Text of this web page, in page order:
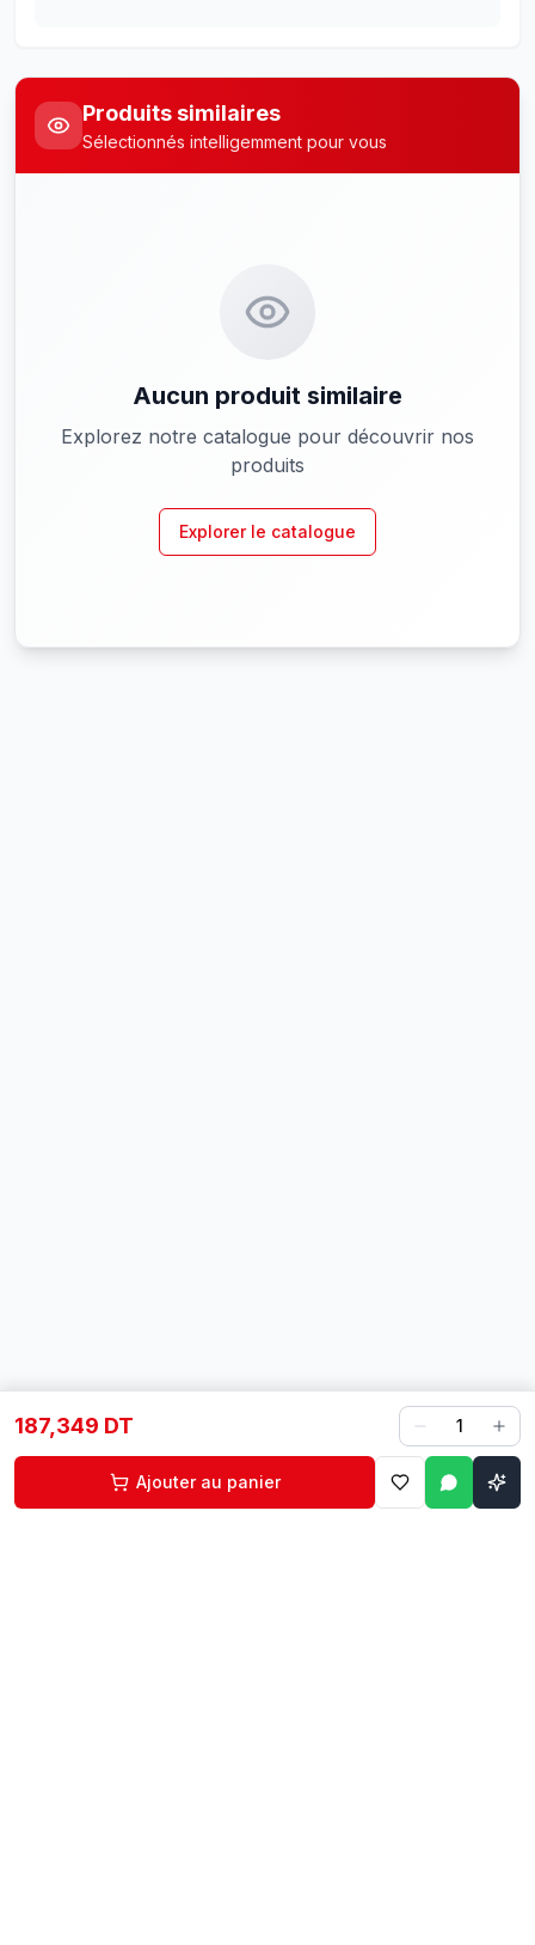
Produits similaires
Sélectionnés intelligemment pour vous
Aucun produit similaire
Explorez notre catalogue pour découvrir nos
produits
Explorer le catalogue
187,349 DT 1
Ajouter au panier